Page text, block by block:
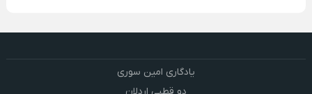
یادگاری امین سوری